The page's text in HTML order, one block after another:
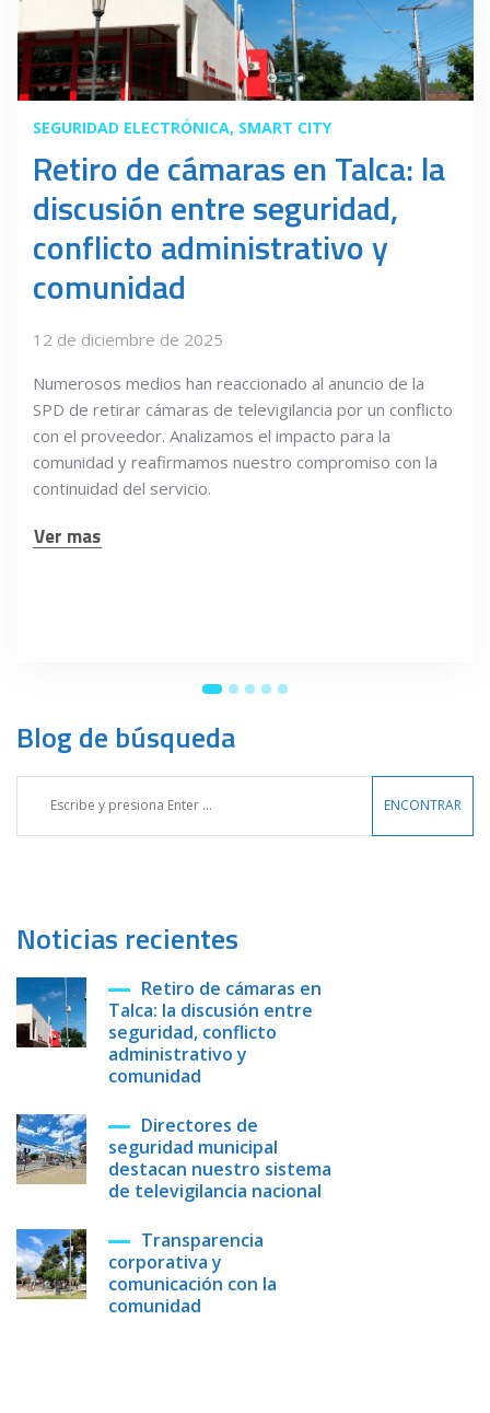
Blog de búsqueda
Noticias recientes
Retiro de cámaras en
Talca: la discusión entre
seguridad, conflicto
administrativo y
comunidad
Directores de
seguridad municipal
destacan nuestro sistema
de televigilancia nacional
Transparencia
corporativa y
comunicación con la
comunidad
SEGURIDAD ELECTRÓNICA SMART CITY
Retiro de cámaras en Talca: la
discusión entre seguridad,
conflicto administrativo y
comunidad
12 de diciembre de 2025
Numerosos medios han reaccionado al anuncio de la
SPD de retirar cámaras de televigilancia por un conflicto
con el proveedor. Analizamos el impacto para la
comunidad y reafirmamos nuestro compromiso con la
continuidad del servicio.
Ver mas